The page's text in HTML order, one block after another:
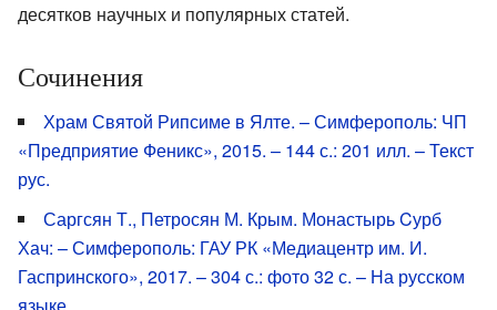
десятков научных и популярных статей.
Сочинения
Храм Святой Рипсиме в Ялте. – Симферополь: ЧП
«Предприятие Феникс», 2015. – 144 с.: 201 илл. – Текст
рус.
Саргсян Т., Петросян М. Крым. Монастырь Cурб
Хач: – Симферополь: ГАУ РК «Медиацентр им. И.
Гаспринского», 2017. – 304 с.: фото 32 с. – На русском